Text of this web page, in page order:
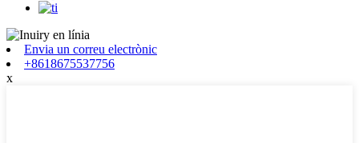
Envia un correu electrònic
+8618675537756
x